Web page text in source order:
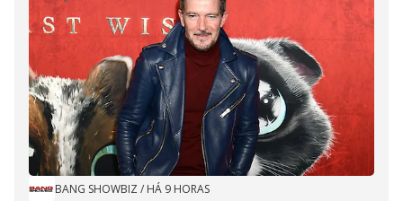
BANG SHOWBIZ / HÁ 9 HORAS